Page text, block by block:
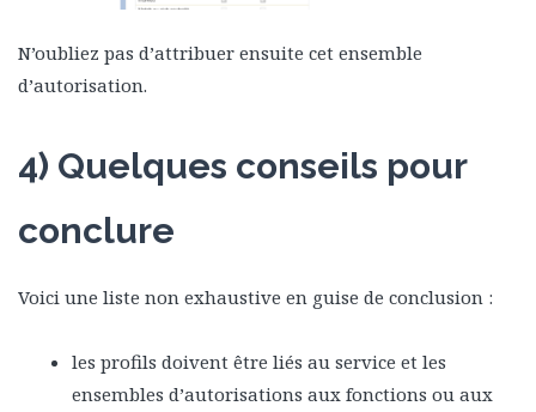
N’oubliez pas d’attribuer ensuite cet ensemble
d’autorisation.
4) Quelques conseils pour
conclure
Voici une liste non exhaustive en guise de conclusion :
les profils doivent être liés au service et les
ensembles d’autorisations aux fonctions ou aux